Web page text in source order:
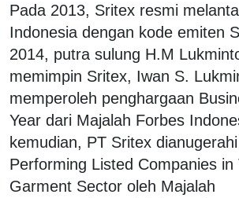
Pada 2013, Sritex resmi
Indonesia dengan kode emiten
2014, putra sulung H.M
memimpin Sritex, Iwan S.
memperoleh penghargaan
Year dari Majalah Forbes
kemudian, PT Sritex
Performing Listed Companies in
Garment Sector oleh Majalah